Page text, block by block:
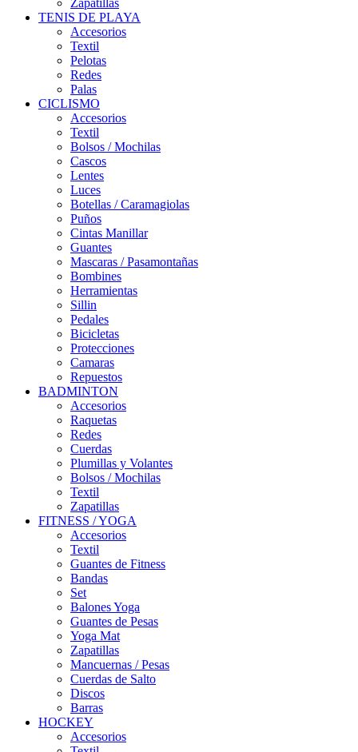
Zapatillas
TENIS DE PLAYA
Accesorios
Textil
Pelotas
Redes
Palas
CICLISMO
Accesorios
Textil
Bolsos / Mochilas
Cascos
Lentes
Luces
Botellas / Caramagiolas
Puños
Cintas Manillar
Guantes
Mascaras / Pasamontañas
Bombines
Herramientas
Sillin
Pedales
Bicicletas
Protecciones
Camaras
Repuestos
BADMINTON
Accesorios
Raquetas
Redes
Cuerdas
Plumillas y Volantes
Bolsos / Mochilas
Textil
Zapatillas
FITNESS / YOGA
Accesorios
Textil
Guantes de Fitness
Bandas
Set
Balones Yoga
Guantes de Pesas
Yoga Mat
Zapatillas
Mancuernas / Pesas
Cuerdas de Salto
Discos
Barras
HOCKEY
Accesorios